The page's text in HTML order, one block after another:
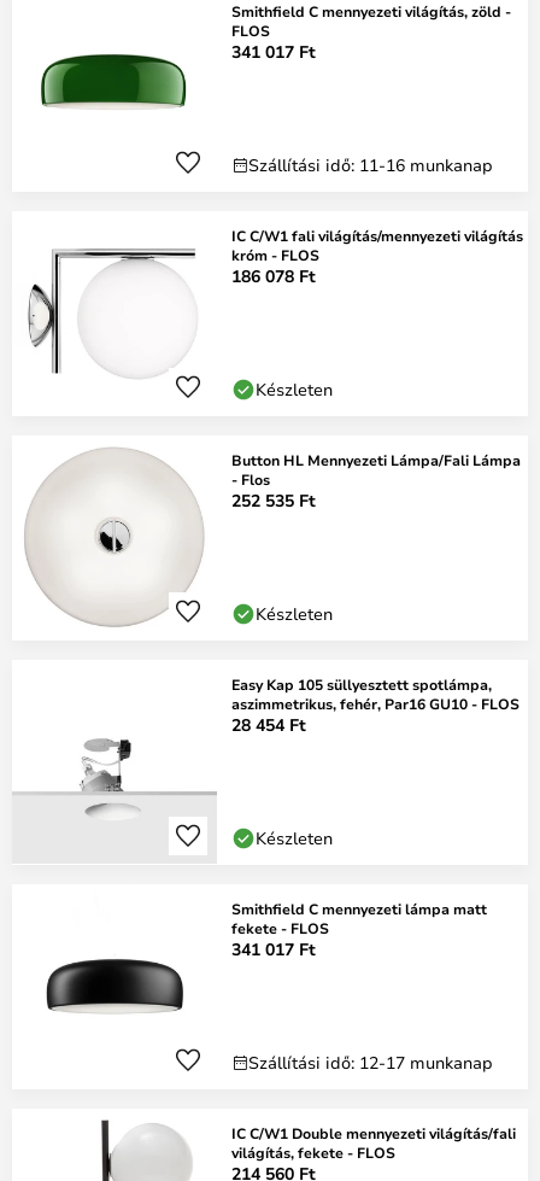
Smithfield C mennyezeti világítás, zöld -
FLOS
341 017 Ft
Szállítási idő: 11-16 munkanap
IC C/W1 fali világítás/mennyezeti világítás
króm - FLOS
186 078 Ft
Készleten
Button HL Mennyezeti Lámpa/Fali Lámpa
- Flos
252 535 Ft
Készleten
Easy Kap 105 süllyesztett spotlámpa,
aszimmetrikus, fehér, Par16 GU10 - FLOS
28 454 Ft
Készleten
Smithfield C mennyezeti lámpa matt
fekete - FLOS
341 017 Ft
Szállítási idő: 12-17 munkanap
IC C/W1 Double mennyezeti világítás/fali
világítás, fekete - FLOS
214 560 Ft